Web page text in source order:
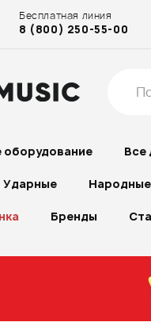
Бесплатная линия
8 (800) 250-55-00
оборудование Все
Ударные Народные
Бренды